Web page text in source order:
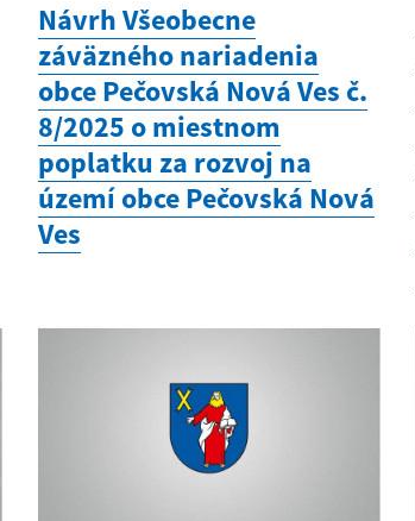
Návrh Všeobecne
záväzného nariadenia
obce Pečovská Nová Ves č.
8/2025 o miestnom
poplatku za rozvoj na
území obce Pečovská Nová
Ves